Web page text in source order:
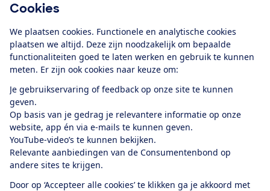
Cookies
We plaatsen cookies. Functionele en analytische cookies
plaatsen we altijd. Deze zijn noodzakelijk om bepaalde
functionaliteiten goed te laten werken en gebruik te kunnen
meten. Er zijn ook cookies naar keuze om:
Je gebruikservaring of feedback op onze site te kunnen
geven.
Op basis van je gedrag je relevantere informatie op onze
website, app én via e-mails te kunnen geven.
YouTube-video’s te kunnen bekijken.
Relevante aanbiedingen van de Consumentenbond op
andere sites te krijgen.
Door op ‘Accepteer alle cookies’ te klikken ga je akkoord met
Alles over de
app
Algemene Voorwaarden
Privacyverklaring
Cookiebeleid
Privacyvoorkeuren
Toegankelijkheid
RSS-feed nieuws
FacebookTwitterInstagram
YoutubeLinkedIn